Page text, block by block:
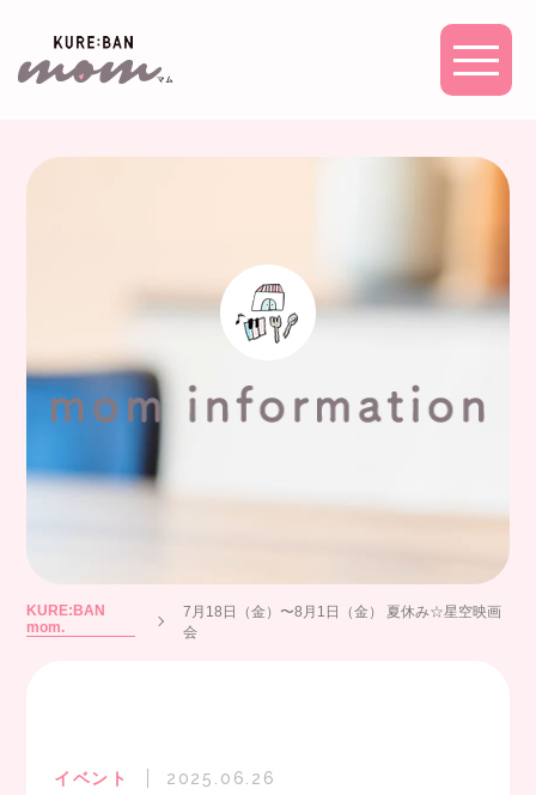
KURE:BAN
mom.
7月18日（金）〜8月1日（金） 夏休み☆星空映画
会
イベント 2025.06.26